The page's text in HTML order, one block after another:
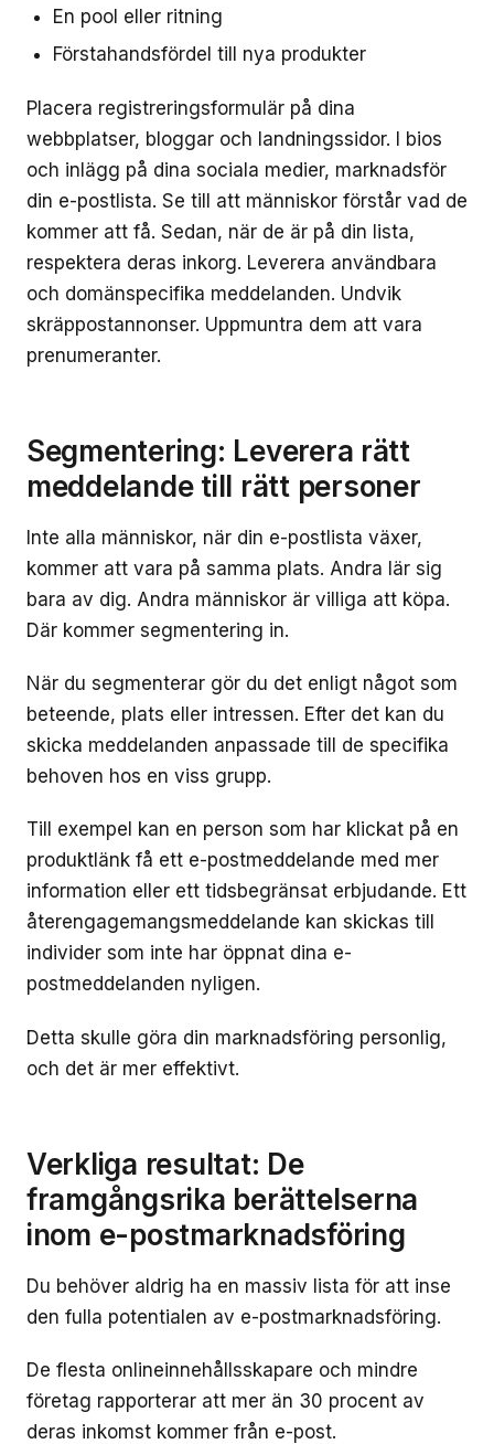
En pool eller ritning
Förstahandsfördel till nya produkter
Placera registreringsformulär på dina
webbplatser, bloggar och landningssidor. I bios
och inlägg på dina sociala medier, marknadsför
din e-postlista. Se till att människor förstår vad de
kommer att få. Sedan, när de är på din lista,
respektera deras inkorg. Leverera användbara
och domänspecifika meddelanden. Undvik
skräppostannonser. Uppmuntra dem att vara
prenumeranter.
Segmentering: Leverera rätt
meddelande till rätt personer
Inte alla människor, när din e-postlista växer,
kommer att vara på samma plats. Andra lär sig
bara av dig. Andra människor är villiga att köpa.
Där kommer segmentering in.
När du segmenterar gör du det enligt något som
beteende, plats eller intressen. Efter det kan du
skicka meddelanden anpassade till de specifika
behoven hos en viss grupp.
Till exempel kan en person som har klickat på en
produktlänk få ett e-postmeddelande med mer
information eller ett tidsbegränsat erbjudande. Ett
återengagemangsmeddelande kan skickas till
individer som inte har öppnat dina e-
postmeddelanden nyligen.
Detta skulle göra din marknadsföring personlig,
och det är mer effektivt.
Verkliga resultat: De
framgångsrika berättelserna
inom e-postmarknadsföring
Du behöver aldrig ha en massiv lista för att inse
den fulla potentialen av e-postmarknadsföring.
De flesta onlineinnehållsskapare och mindre
företag rapporterar att mer än 30 procent av
deras inkomst kommer från e-post.